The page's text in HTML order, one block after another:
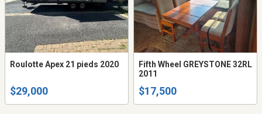
Roulotte Apex 21 pieds 2020
$29,000
Fifth Wheel GREYSTONE 32RL
2011
$17,500